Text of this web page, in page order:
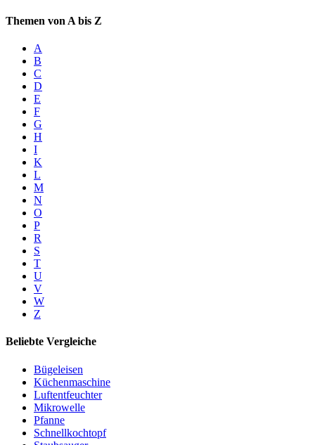
Themen von A bis Z
A
B
C
D
E
F
G
H
I
K
L
M
N
O
P
R
S
T
U
V
W
Z
Beliebte Vergleiche
Bügeleisen
Küchenmaschine
Luftentfeuchter
Mikrowelle
Pfanne
Schnellkochtopf